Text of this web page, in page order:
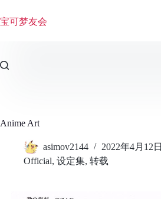
过
宝可梦友会
Anime Art
asimov2144
2022年4月12日
Official, 设定集, 转载